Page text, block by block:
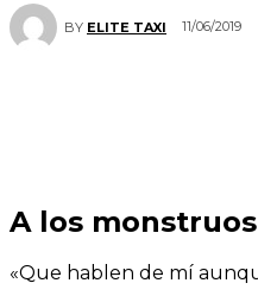
BY ELITE TAXI 11/06/2019
A los
«Que hablen de mí